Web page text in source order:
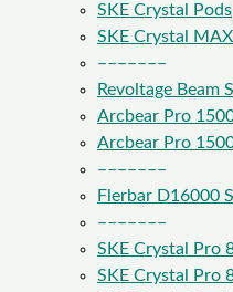
SKE Crystal Pods
SKE Crystal
–––––––
Revoltage Beam
Arcbear Pro
Arcbear Pro
–––––––
Flerbar D16000
–––––––
SKE Crystal Pro
SKE Crystal Pro